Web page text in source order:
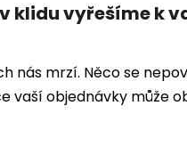
klidu vyřešíme k
nás mrzí. Něco se
vaší objednávky může